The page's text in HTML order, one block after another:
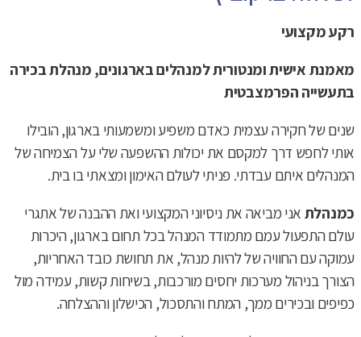
רקע מקצועי
מאמנת אישית ומנטורית למנהלים בארגונים, מנהלת בכירה
בתעשייה הפרמצבטית
שנים של חקירה עצמית כאדם משפיע ומשמעותי בארגון, הובילו
אותי לחפש דרך למקסם את יכולות ההשפעה שלי על הצמיחה של
המנהלים איתם עבדתי. פניתי לעולם האימון ומצאתי בו בית.
כמנהלת אני מביאה את ניסיוני המקצועי ואת ההבנה של אתגרי
עולם התפעול עמם מתמודד המנהל בכל תחום בארגון, היכרות
עמוקה עם החוויה של להיות מנהל, את תחושת כובד האחריות,
הצורך בניהול מערכות יחסים מורכבות, בשיחות קשות, עמידה מול
כפיפים ובכירים ממך, המתח והתסכול, הכישלון וההצלחה.